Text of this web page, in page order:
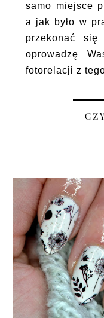
samo miejsce
a jak było w
przekonać
oprowadzę
fotorelacji z